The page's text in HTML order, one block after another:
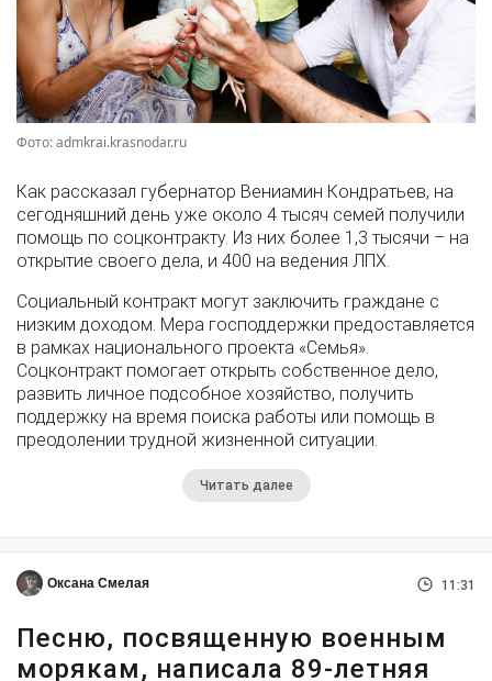
Фото: admkrai.krasnodar.ru
Как рассказал губернатор Вениамин Кондратьев, на
сегодняшний день уже около 4 тысяч семей получили
помощь по соцконтракту. Из них более 1,3 тысячи – на
открытие своего дела, и 400 на ведения ЛПХ.
Социальный контракт могут заключить граждане с
низким доходом. Мера господдержки предоставляется
в рамках национального проекта «Семья».
Соцконтракт помогает открыть собственное дело,
развить личное подсобное хозяйство, получить
поддержку на время поиска работы или помощь в
преодолении трудной жизненной ситуации.
Читать далее
Оксана Смелая 11:31
Песню, посвященную военным
морякам, написала 89-летняя